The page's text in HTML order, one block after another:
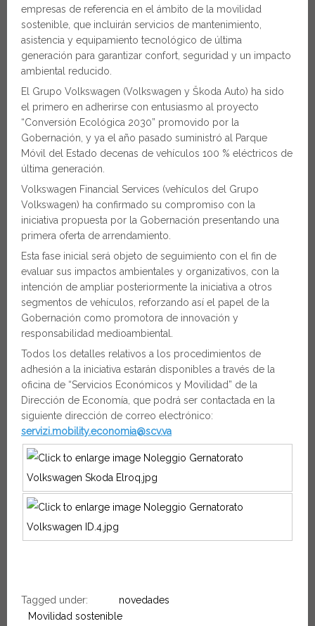
empresas de referencia en el ámbito de la movilidad
sostenible, que incluirán servicios de mantenimiento,
asistencia y equipamiento tecnológico de última
generación para garantizar confort, seguridad y un impacto
ambiental reducido.
El Grupo Volkswagen (Volkswagen y Škoda Auto) ha sido
el primero en adherirse con entusiasmo al proyecto
“Conversión Ecológica 2030” promovido por la
Gobernación, y ya el año pasado suministró al Parque
Móvil del Estado decenas de vehículos 100 % eléctricos de
última generación.
Volkswagen Financial Services (vehículos del Grupo
Volkswagen) ha confirmado su compromiso con la
iniciativa propuesta por la Gobernación presentando una
primera oferta de arrendamiento.
Esta fase inicial será objeto de seguimiento con el fin de
evaluar sus impactos ambientales y organizativos, con la
intención de ampliar posteriormente la iniciativa a otros
segmentos de vehículos, reforzando así el papel de la
Gobernación como promotora de innovación y
responsabilidad medioambiental.
Todos los detalles relativos a los procedimientos de
adhesión a la iniciativa estarán disponibles a través de la
oficina de “Servicios Económicos y Movilidad” de la
Dirección de Economía, que podrá ser contactada en la
siguiente dirección de correo electrónico:
servizi.mobility.economia@scv.va
Tagged under:
novedades
Movilidad sostenible